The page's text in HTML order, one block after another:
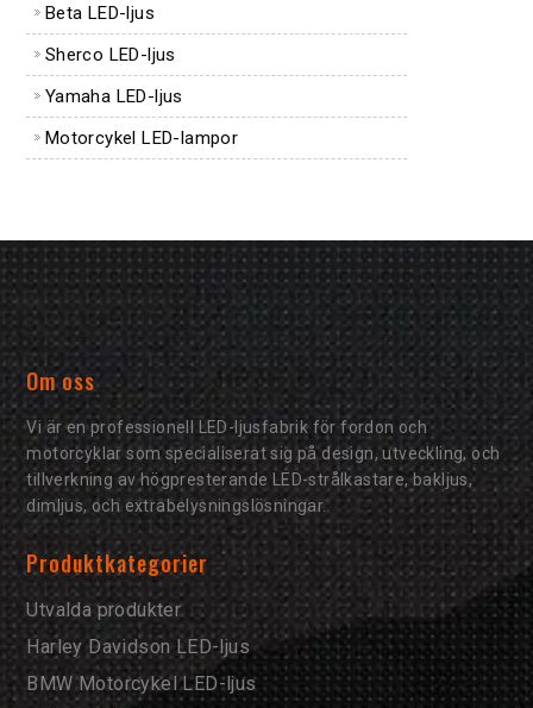
Beta LED-ljus
Sherco LED-ljus
Yamaha LED-ljus
Motorcykel LED-lampor
Om oss
Vi är en professionell LED-ljusfabrik för fordon och
motorcyklar som specialiserat sig på design, utveckling, och
tillverkning av högpresterande LED-strålkastare, bakljus,
dimljus, och extrabelysningslösningar.
Produktkategorier
Utvalda produkter
Harley Davidson LED-ljus
BMW Motorcykel LED-ljus